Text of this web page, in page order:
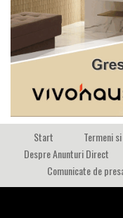
Start Termeni
Despre Anunturi Direct
Comunicate de